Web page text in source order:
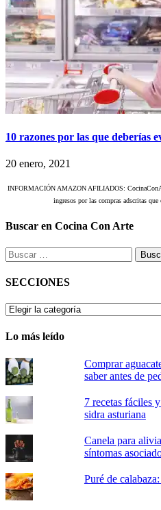
10 razones por las que deberías
20 enero, 2021
INFORMACIÓN AMAZON AFILIADOS:
ingresos por las compras adscritas
Buscar en Cocina Con Arte
Buscar:
SECCIONES
SECCIONES
Lo más leído
Comprar
saber antes de
7 recetas fáciles
sidra asturiana
Canela para
síntomas
Puré de